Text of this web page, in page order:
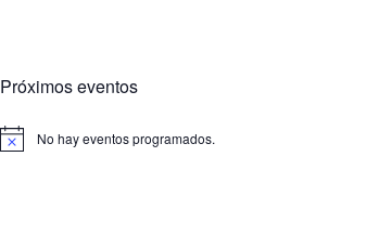
Próximos eventos
No hay eventos programados.